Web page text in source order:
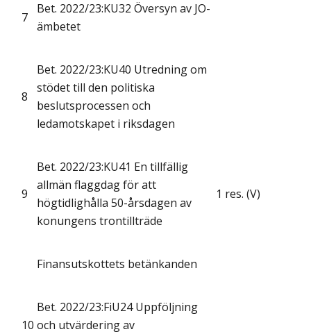
7
Bet. 2022/23:KU32 Översyn av JO-
ämbetet
8
Bet. 2022/23:KU40 Utredning om
stödet till den politiska
beslutsprocessen och
ledamotskapet i riksdagen
9
Bet. 2022/23:KU41 En tillfällig
allmän flaggdag för att
högtidlighålla 50-årsdagen av
konungens trontillträde
1 res. (V)
Finansutskottets betänkanden
10
Bet. 2022/23:FiU24 Uppföljning
och utvärdering av